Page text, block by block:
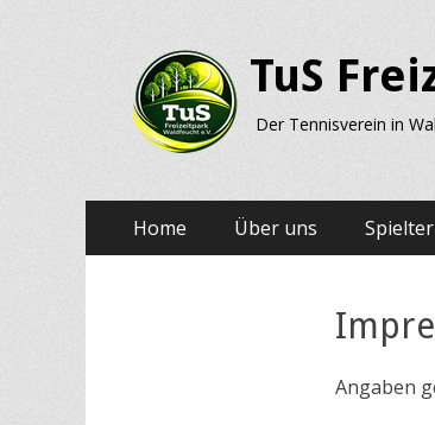
TuS
Der Tennisverein in
Primäres
Menü
zum
Home Über uns
Angaben